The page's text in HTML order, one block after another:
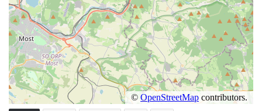
Památník Antonína Dvořáka (původně
barokní špitál) ve Zlonicích
Původní převodové kolo z miřejovické
elektrárny na břehu Vltavy v Kralupech nad
Vltavou
Původní regulátor otáček z miřejovické
elektrárny na břehu Vltavy v Kralupech nad